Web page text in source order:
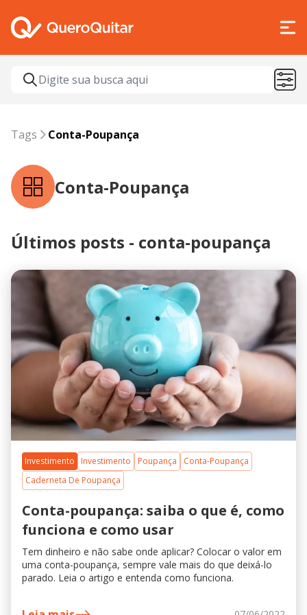
Tags conta-poupança
Tags Conta-Poupança
Conta-Poupança
Últimos posts - conta-poupança
Investimento Investimento Poupança
Conta-Poupança
Caderneta De Poupança
Conta-poupança: saiba o que é, como
funciona e como usar
Tem dinheiro e não sabe onde aplicar? Colocar o valor em
uma conta-poupança, sempre vale mais do que deixá-lo
parado. Leia o artigo e entenda como funciona.